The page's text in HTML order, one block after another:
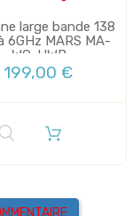
large bande 138
6GHz MARS MA-
WO-UWB
199,00 €